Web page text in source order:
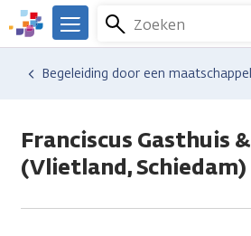
Overslaan
en
naar
We
er
Kanker.nl
Zoeken
Menu
Hulp en ondersteuning
Vind hulp bij kanker
Dagelijks leven
Financiële gevolgen
Begeleiding door een
Franciscus Gasthuis
(Vlietland, Schiedam)